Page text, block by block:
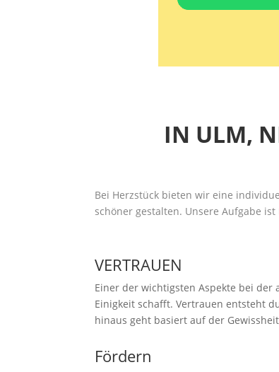
IN ULM,
Bei Herzstück bieten wir eine
schöner gestalten. Unsere Aufgabe ist
VERTRAUEN
Einer der wichtigsten Aspekte bei der
Einigkeit schafft. Vertrauen entsteht
hinaus geht basiert auf der
Fördern